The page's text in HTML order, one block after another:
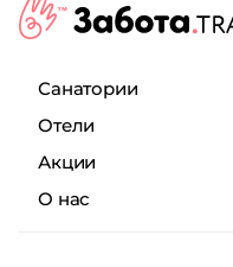
Санатории
Отели
Акции
О нас